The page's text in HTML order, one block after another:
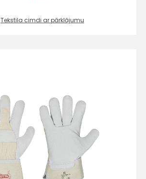
Tekstila cimdi ar pārklājumu